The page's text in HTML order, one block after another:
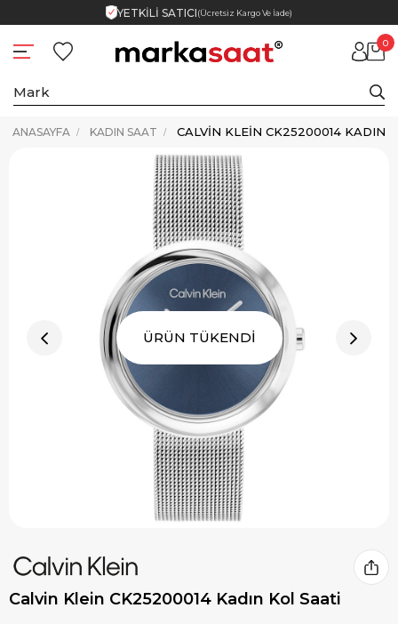
YETKİLİ SATICI(Ücretsiz Kargo Ve İade)
0
ANASAYFA KADIN SAAT CALVIN KLEIN CK25200014 KADIN
ÜRÜN TÜKENDİ
Calvin Klein CK25200014 Kadın Kol Saati